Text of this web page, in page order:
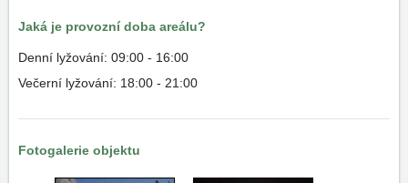
Jaká je provozní doba areálu?
Denní lyžování: 09:00 - 16:00
Večerní lyžování: 18:00 - 21:00
Fotogalerie objektu